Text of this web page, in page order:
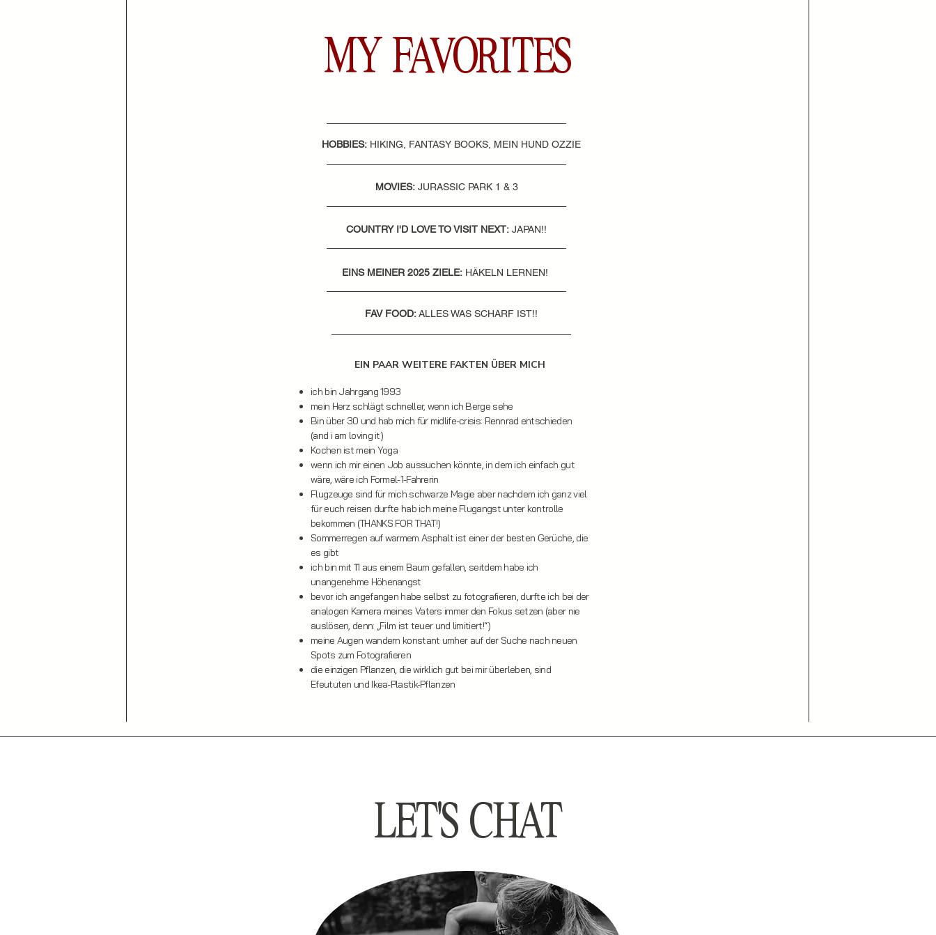
MY FAVORITES
HOBBIES: HIKING, FANTASY BOOKS, MEIN HUND OZZIE
MOVIES:JURASSIC PARK 1 & 3
COUNTRY I'D LOVE TO VISIT NEXT: JAPAN!!
EINS MEINER 2025 ZIELE: HÄKELN LERNEN!
FAV FOOD:ALLES WAS SCHARF IST!!
EIN PAAR WEITERE FAKTEN ÜBER MICH
ich bin Jahrgang 1993
mein Herz schlägt schneller, wenn ich Berge sehe
Bin über 30 und hab mich für midlife-crisis: Rennrad entschieden
(and i am loving it)
Kochen ist mein Yoga
wenn ich mir einen Job aussuchen könnte, in dem ich einfach gut
wäre, wäre ich Formel-1-Fahrerin
Flugzeuge sind für mich schwarze Magie aber nachdem ich ganz viel
für euch reisen durfte hab ich meine Flugangst unter kontrolle
bekommen (THANKS FOR THAT!)
Sommerregen auf warmem Asphalt ist einer der besten Gerüche, die
es gibt
ich bin mit 11 aus einem Baum gefallen, seitdem habe ich
unangenehme Höhenangst
bevor ich angefangen habe selbst zu fotografieren, durfte ich bei der
analogen Kamera meines Vaters immer den Fokus setzen (aber nie
auslösen, denn: „Film ist teuer und limitiert!“)
meine Augen wandern konstant umher auf der Suche nach neuen
Spots zum Fotografieren
die einzigen Pflanzen, die wirklich gut bei mir überleben, sind
Efeututen und Ikea-Plastik-Pflanzen
LET'S CHAT